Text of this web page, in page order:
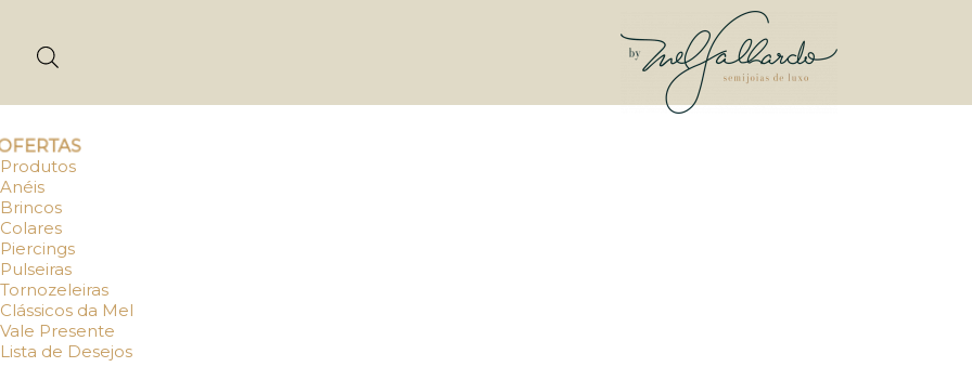
Produtos
Anéis
Brincos
Colares
Piercings
Pulseiras
Tornozeleiras
Clássicos da Mel
Vale Presente
Lista de Desejos